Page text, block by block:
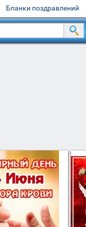
Бланки поздравлений